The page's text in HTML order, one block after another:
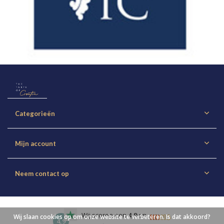
Categorieën
Mijn account
Neem contact op
4,9
Wij scoren een4,9on
Wij slaan cookies op om onze website te verbeteren. Is dat akkoord?